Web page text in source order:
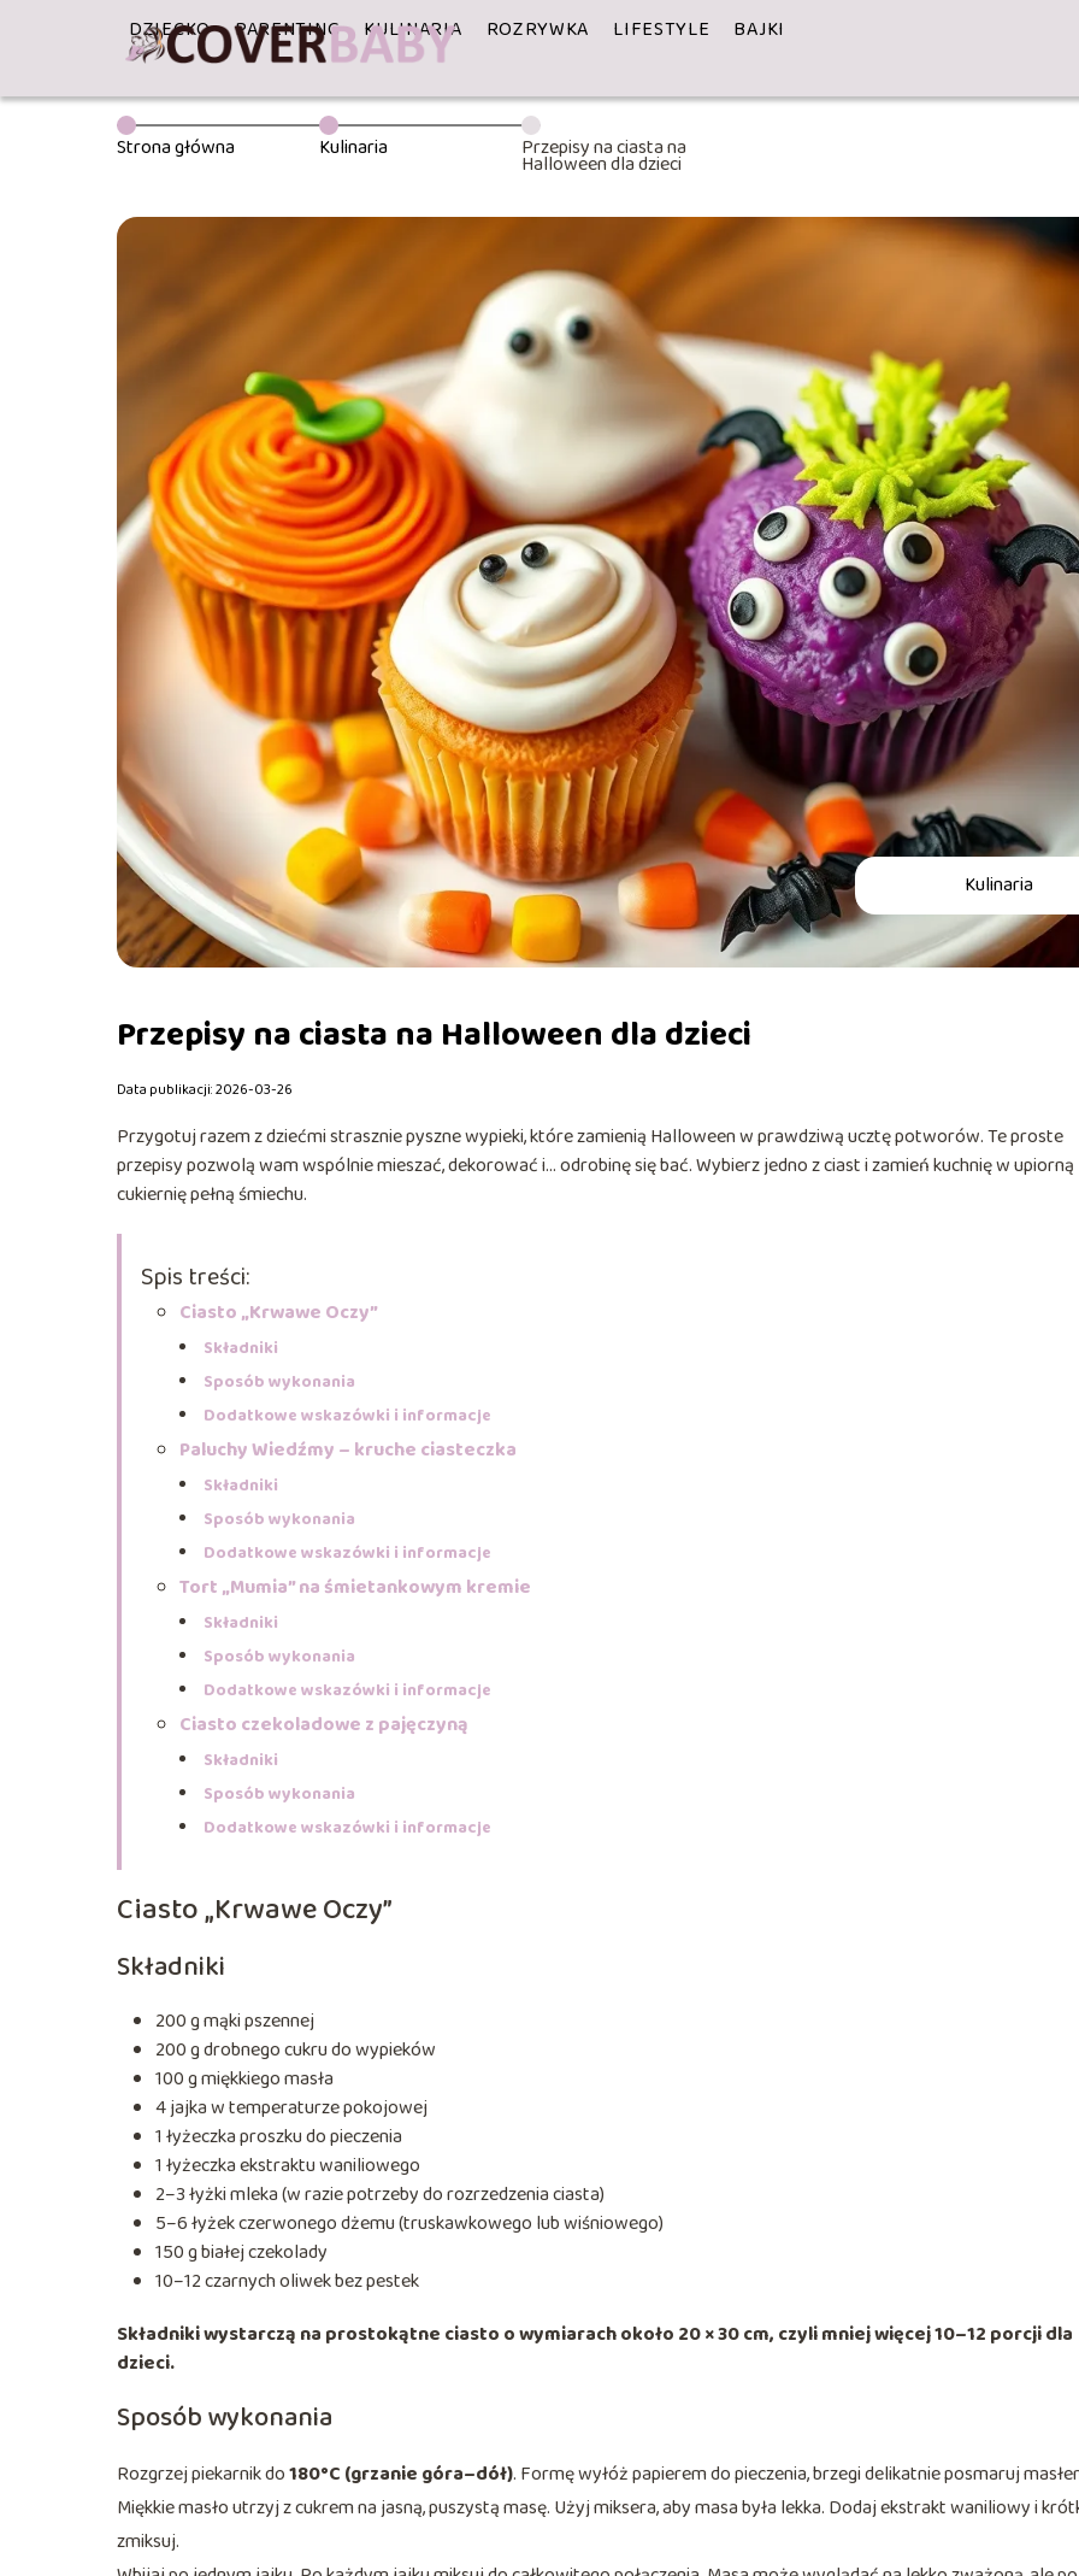
DZIECKO PARENTING KULINARIA ROZRYWKA LIFESTYLE BAJKI
Strona główna Kulinaria Przepisy na ciasta na
Halloween dla dzieci
Kulinaria
Przepisy na ciasta na Halloween dla dzieci
Data publikacji: 2026-03-26
Przygotuj razem z dziećmi strasznie pyszne wypieki, które zamienią Halloween w prawdziwą ucztę potworów. Te proste
przepisy pozwolą wam wspólnie mieszać, dekorować i… odrobinę się bać. Wybierz jedno z ciast i zamień kuchnię w upiorną
cukiernię pełną śmiechu.
Spis treści:
Ciasto „Krwawe Oczy”
Składniki
Sposób wykonania
Dodatkowe wskazówki i informacje
Paluchy Wiedźmy – kruche ciasteczka
Składniki
Sposób wykonania
Dodatkowe wskazówki i informacje
Tort „Mumia” na śmietankowym kremie
Składniki
Sposób wykonania
Dodatkowe wskazówki i informacje
Ciasto czekoladowe z pajęczyną
Składniki
Sposób wykonania
Dodatkowe wskazówki i informacje
Ciasto „Krwawe Oczy”
Składniki
200 g mąki pszennej
200 g drobnego cukru do wypieków
100 g miękkiego masła
4 jajka w temperaturze pokojowej
1 łyżeczka proszku do pieczenia
1 łyżeczka ekstraktu waniliowego
2–3 łyżki mleka (w razie potrzeby do rozrzedzenia ciasta)
5–6 łyżek czerwonego dżemu (truskawkowego lub wiśniowego)
150 g białej czekolady
10–12 czarnych oliwek bez pestek
Składniki wystarczą na prostokątne ciasto o wymiarach około 20 × 30 cm, czyli mniej więcej 10–12 porcji dla
dzieci.
Sposób wykonania
Rozgrzej piekarnik do180°C (grzanie góra–dół). Formę wyłóż papierem do pieczenia, brzegi delikatnie posmaruj
Miękkie masło utrzyj z cukrem na jasną, puszystą masę. Użyj miksera, aby masa była lekka. Dodaj ekstrakt waniliowy i
zmiksuj.